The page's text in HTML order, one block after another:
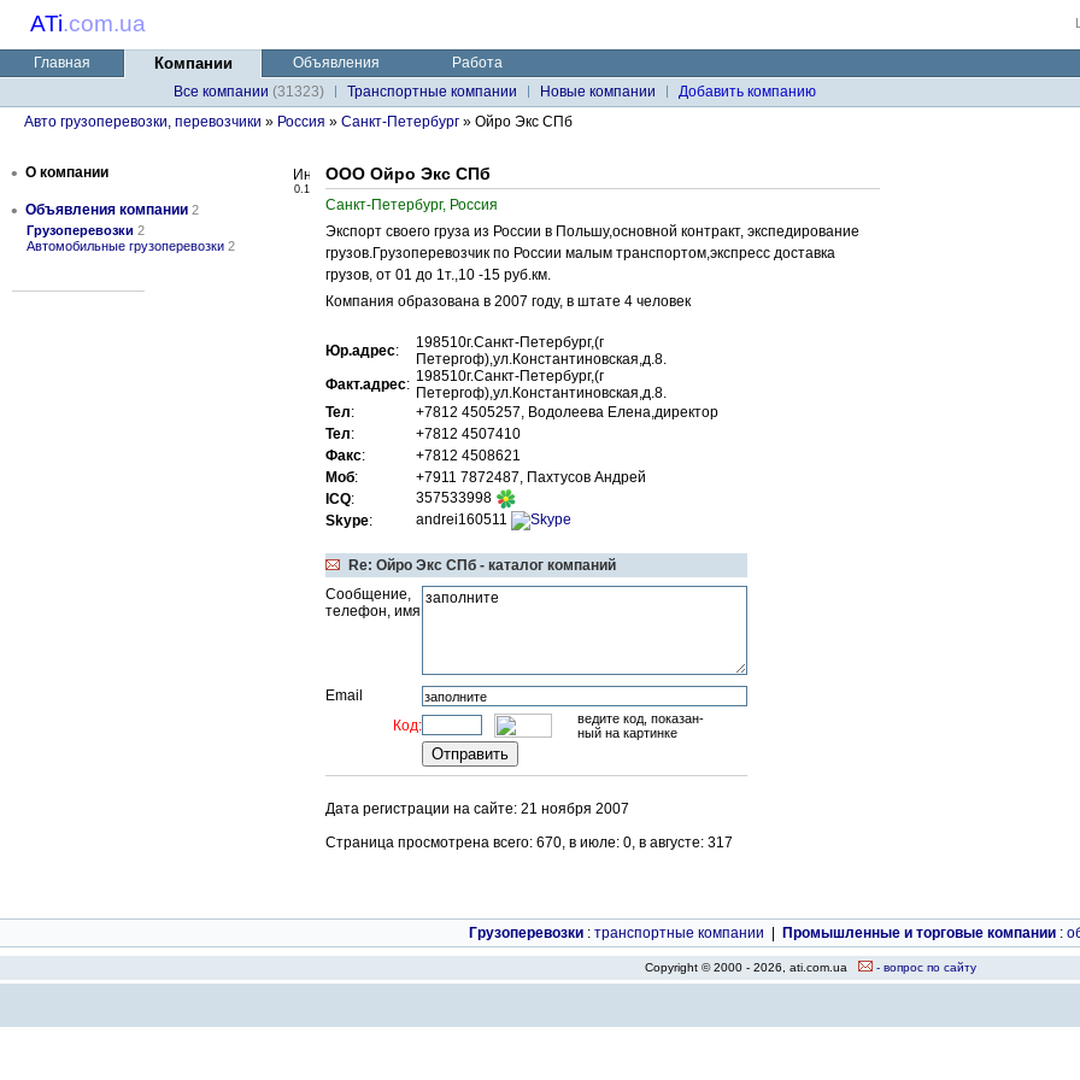
ATi.com.ua
Главная Компании Объявления
Работа
Все компании (31323) Транспортные компании Новые компании
Добавить компанию
Авто грузоперевозки, перевозчики » Россия » Санкт-Петербург » Ойро Экс СПб
• О компании
• Объявления компании 2
Грузоперевозки 2
Автомобильные грузоперевозки 2
0.1
ООО Ойро Экс СПб
Санкт-Петербург, Россия
Экспорт своего груза из России в Польшу,основной контракт, экспедирование
грузов.Грузоперевозчик по России малым транспортом,экспресс доставка
грузов, от 01 до 1т.,10 -15 руб.км.
Компания образована в 2007 году, в штате 4 человек
Юр.адрес:
198510г.Санкт-Петербург,(г
Петергоф),ул.Константиновская,д.8.
Факт.адрес: 198510г.Санкт-Петербург,(г
Петергоф),ул.Константиновская,д.8.
Тел:
+7812 4505257, Водолеева Елена,директор
Тел:
+7812 4507410
Факс:
+7812 4508621
Моб:
+7911 7872487, Пахтусов Андрей
ICQ:
357533998
Skype: andrei160511
Re: Ойро Экс СПб - каталог компаний
Сообщение,
телефон, имя
Email
Код:
ведите код, показан-
ный на картинке
Дата регистрации на сайте: 21 ноября 2007
Страница просмотрена всего: 670, в июле: 0, в августе: 317
Грузоперевозки : транспортные компании Промышленные и торговые компании :
Copyright © 2000 - 2026, ati.com.ua - вопрос по сайту